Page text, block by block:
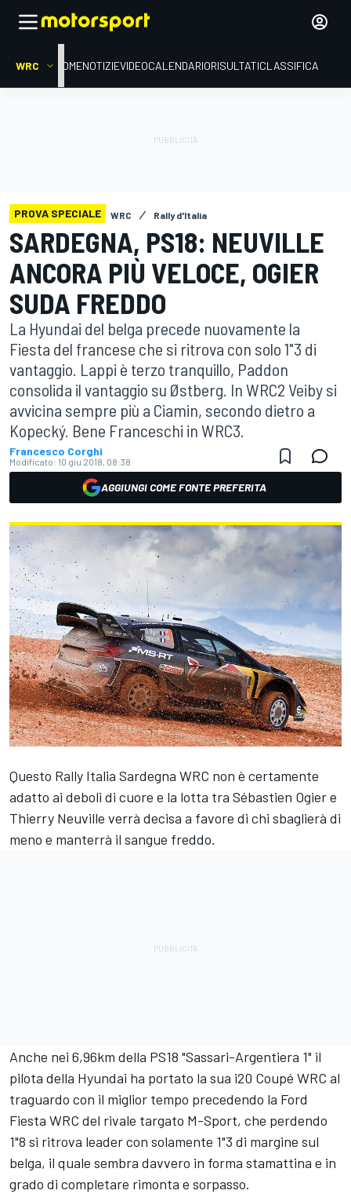
WRC HOMENOTIZIEVIDEOCALENDARIORISULTATICLASSIFICA
PROVA SPECIALE WRC Rally d'Italia
SARDEGNA, PS18: NEUVILLE
ANCORA PIÙ VELOCE, OGIER
SUDA FREDDO
La Hyundai del belga precede nuovamente la
Fiesta del francese che si ritrova con solo 1"3 di
vantaggio. Lappi è terzo tranquillo, Paddon
consolida il vantaggio su Østberg. In WRC2 Veiby si
avvicina sempre più a Ciamin, secondo dietro a
Kopecký. Bene Franceschi in WRC3.
Francesco Corghi
Modificato: 10 giu 2018, 08:38
AGGIUNGI COME FONTE PREFERITA
Questo Rally Italia Sardegna WRC non è certamente
adatto ai deboli di cuore e la lotta tra Sébastien Ogier e
Thierry Neuville verrà decisa a favore di chi sbaglierà di
meno e manterrà il sangue freddo.
Anche nei 6,96km della PS18 "Sassari-Argentiera 1" il
pilota della Hyundai ha portato la sua i20 Coupé WRC al
traguardo con il miglior tempo precedendo la Ford
Fiesta WRC del rivale targato M-Sport, che perdendo
1"8 si ritrova leader con solamente 1"3 di margine sul
belga, il quale sembra davvero in forma stamattina e in
grado di completare rimonta e sorpasso.